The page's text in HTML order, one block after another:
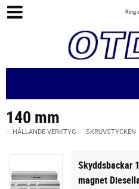
Ring
140 mm
HÅLLANDE VERKTYG SKRUVSTYCKEN
Skyddsbackar
magnet